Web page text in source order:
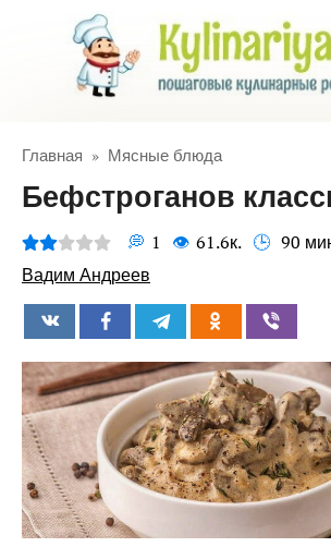
Главная » Мясные блюда
Бефстроганов
1 61.6к. 90
Вадим Андреев